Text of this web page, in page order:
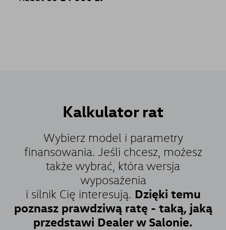
Kalkulatorrat
Wybierz model i parametry
finansowania. Jeśli chcesz, możesz
także wybrać, która wersja
wyposażenia
i silnik Cię interesują. Dzięki temu
poznasz prawdziwą ratę - taką, jaką
przedstawi Dealer w Salonie.